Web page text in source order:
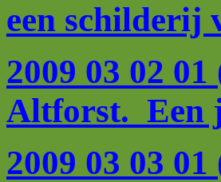
een schilderij
2009 03 02
Altforst. Een
2009 03 03